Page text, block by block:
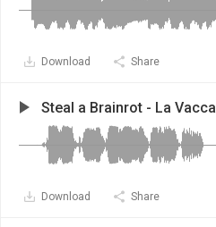
Download Share
Steal a Brainrot - La
Download Share